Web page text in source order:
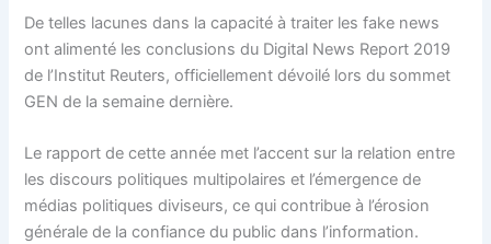
De telles lacunes dans la capacité à traiter les fake news
ont alimenté les conclusions du Digital News Report 2019
de l’Institut Reuters, officiellement dévoilé lors du sommet
GEN de la semaine dernière.
Le rapport de cette année met l’accent sur la relation entre
les discours politiques multipolaires et l’émergence de
médias politiques diviseurs, ce qui contribue à l’érosion
générale de la confiance du public dans l’information.